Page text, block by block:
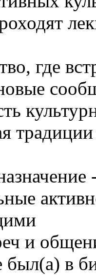
где
и
был(а) в